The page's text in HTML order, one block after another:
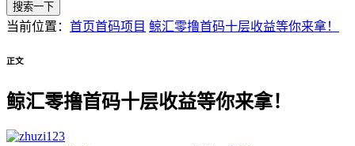
搜索一下
当前位置： 首页首码项目 鲸汇零撸首码十层收益等你来拿！
正文
鲸汇零撸首码十层收益等你来拿！